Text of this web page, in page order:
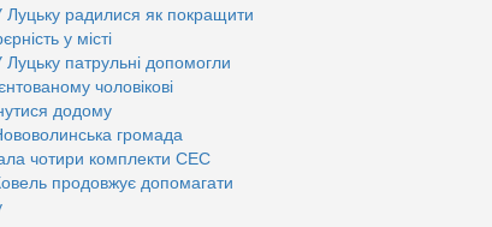
Луцьку радилися як покращити
у місті
Луцьку патрульні допомогли
чоловікові
додому
громада
чотири комплекти СЕС
продовжує допомагати